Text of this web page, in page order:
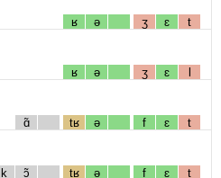
ʁ ə ʒ ɛ t
ʁ ə ʒ ɛ l
ɑ̃ tʁ ə f ɛ t
k ɔ̃ tʁ ə f ɛ t